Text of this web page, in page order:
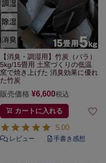
【消臭・調湿用】 竹炭（バラ）
5kg/15畳用 土窯づくりの低温
窯で焼き上げた 消臭効果に優れ
た竹炭
販売価格 ¥6,600税込
カートに入れる
5.00